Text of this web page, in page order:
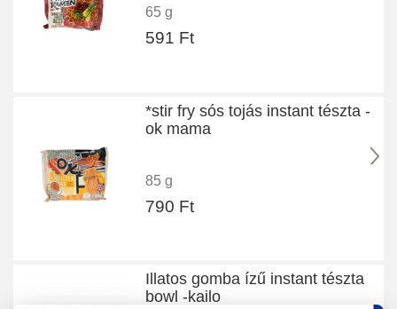
65 g
591 Ft
*stir fry sós tojás instant tészta -
ok mama
85 g
790 Ft
Illatos gomba ízű instant tészta
bowl -kailo